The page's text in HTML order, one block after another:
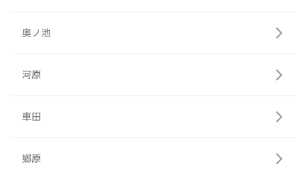
奥ノ池
河原
車田
郷原